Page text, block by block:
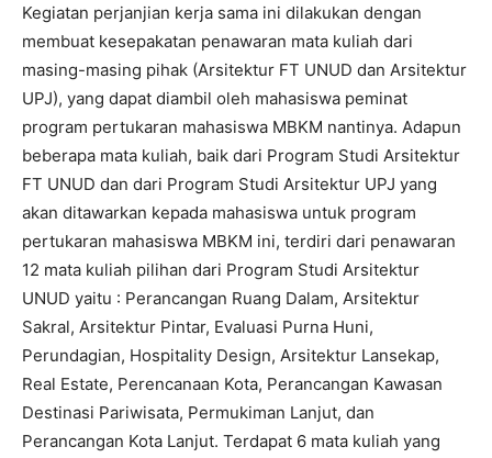
Kegiatan perjanjian kerja sama ini dilakukan dengan
membuat kesepakatan penawaran mata kuliah dari
masing-masing pihak (Arsitektur FT UNUD dan Arsitektur
UPJ), yang dapat diambil oleh mahasiswa peminat
program pertukaran mahasiswa MBKM nantinya. Adapun
beberapa mata kuliah, baik dari Program Studi Arsitektur
FT UNUD dan dari Program Studi Arsitektur UPJ yang
akan ditawarkan kepada mahasiswa untuk program
pertukaran mahasiswa MBKM ini, terdiri dari penawaran
12 mata kuliah pilihan dari Program Studi Arsitektur
UNUD yaitu : Perancangan Ruang Dalam, Arsitektur
Sakral, Arsitektur Pintar, Evaluasi Purna Huni,
Perundagian, Hospitality Design, Arsitektur Lansekap,
Real Estate, Perencanaan Kota, Perancangan Kawasan
Destinasi Pariwisata, Permukiman Lanjut, dan
Perancangan Kota Lanjut. Terdapat 6 mata kuliah yang